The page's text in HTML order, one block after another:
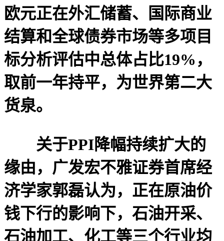
欧元正在外汇储蓄、国际商业
结算和全球债券市场等多项目
标分析评估中总体占比19%，
取前一年持平，为世界第二大
货泉。
关于PPI降幅持续扩大的
缘由，广发宏不雅证券首席经
济学家郭磊认为，正在原油价
钱下行的影响下，石油开采、
石油加工、化工等三个行业均